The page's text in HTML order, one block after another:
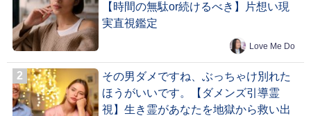
【時間の無駄or続けるべき】片想い現
実直視鑑定
Love Me Do
その男ダメですね、ぶっちゃけ別れた
ほうがいいです。【ダメンズ引導霊
視】生き霊があなたを地獄から救い出